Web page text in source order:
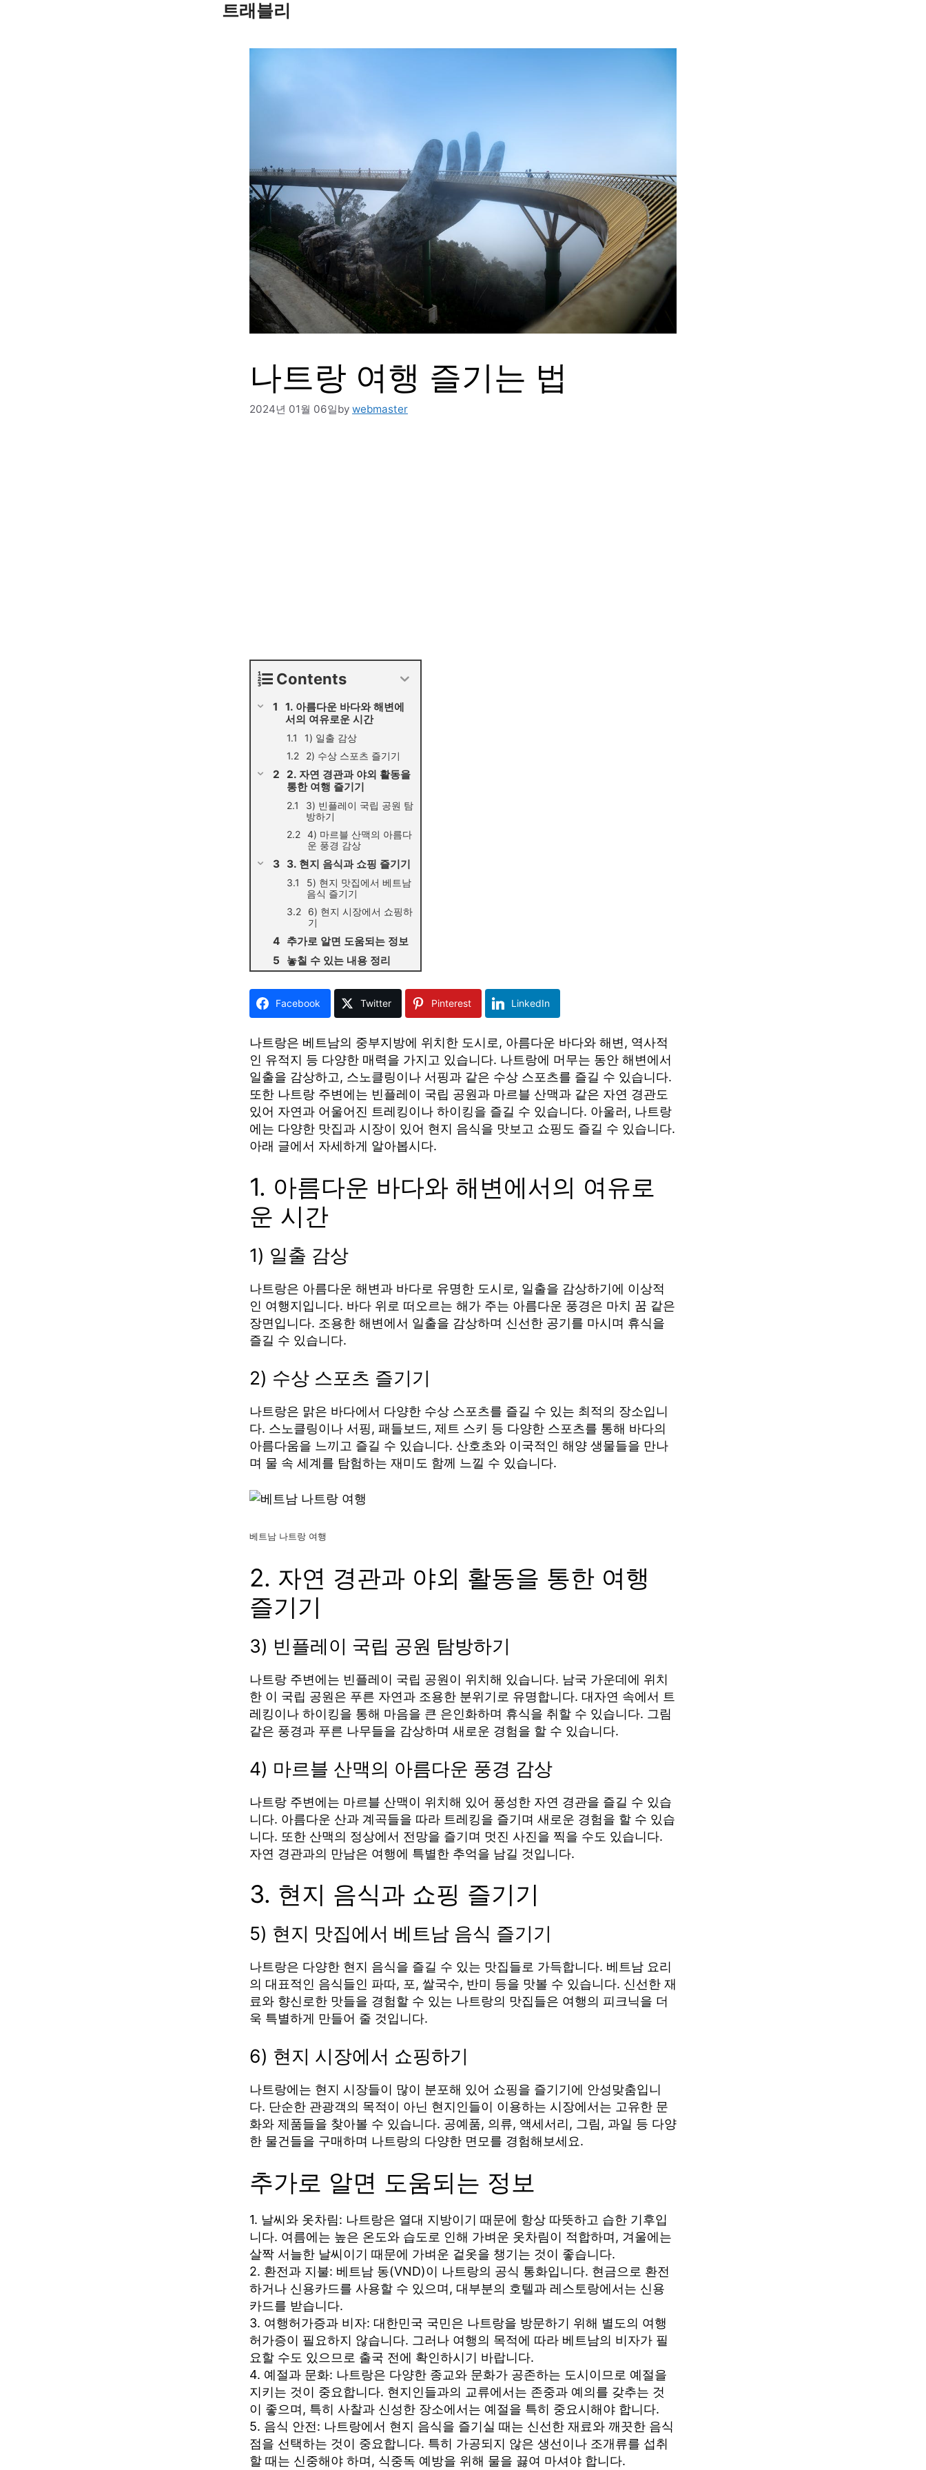
트래블리
나트랑 여행 즐기는 법
2024년 01월 06일by webmaster
Contents
1. 아름다운 바다와 해변에
서의 여유로운 시간
1) 일출 감상
2) 수상 스포츠 즐기기
2. 자연 경관과 야외 활동을
통한 여행 즐기기
3) 빈플레이 국립 공원 탐
방하기
4) 마르블 산맥의 아름다
운 풍경 감상
3. 현지 음식과 쇼핑 즐기기
5) 현지 맛집에서 베트남
음식 즐기기
6) 현지 시장에서 쇼핑하
기
추가로 알면 도움되는 정보
놓칠 수 있는 내용 정리
Facebook Twitter Pinterest LinkedIn
나트랑은 베트남의 중부지방에 위치한 도시로, 아름다운 바다와 해변, 역사적
인 유적지 등 다양한 매력을 가지고 있습니다. 나트랑에 머무는 동안 해변에서
일출을 감상하고, 스노클링이나 서핑과 같은 수상 스포츠를 즐길 수 있습니다.
또한 나트랑 주변에는 빈플레이 국립 공원과 마르블 산맥과 같은 자연 경관도
있어 자연과 어울어진 트레킹이나 하이킹을 즐길 수 있습니다. 아울러, 나트랑
에는 다양한 맛집과 시장이 있어 현지 음식을 맛보고 쇼핑도 즐길 수 있습니다.
아래 글에서 자세하게 알아봅시다.
1. 아름다운 바다와 해변에서의 여유로
운 시간
1) 일출 감상
나트랑은 아름다운 해변과 바다로 유명한 도시로, 일출을 감상하기에 이상적
인 여행지입니다. 바다 위로 떠오르는 해가 주는 아름다운 풍경은 마치 꿈 같은
장면입니다. 조용한 해변에서 일출을 감상하며 신선한 공기를 마시며 휴식을
즐길 수 있습니다.
2) 수상 스포츠 즐기기
나트랑은 맑은 바다에서 다양한 수상 스포츠를 즐길 수 있는 최적의 장소입니
다. 스노클링이나 서핑, 패들보드, 제트 스키 등 다양한 스포츠를 통해 바다의
아름다움을 느끼고 즐길 수 있습니다. 산호초와 이국적인 해양 생물들을 만나
며 물 속 세계를 탐험하는 재미도 함께 느낄 수 있습니다.
베트남 나트랑 여행
2. 자연 경관과 야외 활동을 통한 여행
즐기기
3) 빈플레이 국립 공원 탐방하기
나트랑 주변에는 빈플레이 국립 공원이 위치해 있습니다. 남국 가운데에 위치
한 이 국립 공원은 푸른 자연과 조용한 분위기로 유명합니다. 대자연 속에서 트
레킹이나 하이킹을 통해 마음을 큰 은인화하며 휴식을 취할 수 있습니다. 그림
같은 풍경과 푸른 나무들을 감상하며 새로운 경험을 할 수 있습니다.
4) 마르블 산맥의 아름다운 풍경 감상
나트랑 주변에는 마르블 산맥이 위치해 있어 풍성한 자연 경관을 즐길 수 있습
니다. 아름다운 산과 계곡들을 따라 트레킹을 즐기며 새로운 경험을 할 수 있습
니다. 또한 산맥의 정상에서 전망을 즐기며 멋진 사진을 찍을 수도 있습니다.
자연 경관과의 만남은 여행에 특별한 추억을 남길 것입니다.
3. 현지 음식과 쇼핑 즐기기
5) 현지 맛집에서 베트남 음식 즐기기
나트랑은 다양한 현지 음식을 즐길 수 있는 맛집들로 가득합니다. 베트남 요리
의 대표적인 음식들인 파따, 포, 쌀국수, 반미 등을 맛볼 수 있습니다. 신선한 재
료와 향신로한 맛들을 경험할 수 있는 나트랑의 맛집들은 여행의 피크닉을 더
욱 특별하게 만들어 줄 것입니다.
6) 현지 시장에서 쇼핑하기
나트랑에는 현지 시장들이 많이 분포해 있어 쇼핑을 즐기기에 안성맞춤입니
다. 단순한 관광객의 목적이 아닌 현지인들이 이용하는 시장에서는 고유한 문
화와 제품들을 찾아볼 수 있습니다. 공예품, 의류, 액세서리, 그림, 과일 등 다양
한 물건들을 구매하며 나트랑의 다양한 면모를 경험해보세요.
추가로 알면 도움되는 정보
1. 날씨와 옷차림: 나트랑은 열대 지방이기 때문에 항상 따뜻하고 습한 기후입
니다. 여름에는 높은 온도와 습도로 인해 가벼운 옷차림이 적합하며, 겨울에는
살짝 서늘한 날씨이기 때문에 가벼운 겉옷을 챙기는 것이 좋습니다.
2. 환전과 지불: 베트남 동(VND)이 나트랑의 공식 통화입니다. 현금으로 환전
하거나 신용카드를 사용할 수 있으며, 대부분의 호텔과 레스토랑에서는 신용
카드를 받습니다.
3. 여행허가증과 비자: 대한민국 국민은 나트랑을 방문하기 위해 별도의 여행
허가증이 필요하지 않습니다. 그러나 여행의 목적에 따라 베트남의 비자가 필
요할 수도 있으므로 출국 전에 확인하시기 바랍니다.
4. 예절과 문화: 나트랑은 다양한 종교와 문화가 공존하는 도시이므로 예절을
지키는 것이 중요합니다. 현지인들과의 교류에서는 존중과 예의를 갖추는 것
이 좋으며, 특히 사찰과 신성한 장소에서는 예절을 특히 중요시해야 합니다.
5. 음식 안전: 나트랑에서 현지 음식을 즐기실 때는 신선한 재료와 깨끗한 음식
점을 선택하는 것이 중요합니다. 특히 가공되지 않은 생선이나 조개류를 섭취
할 때는 신중해야 하며, 식중독 예방을 위해 물을 끓여 마셔야 합니다.